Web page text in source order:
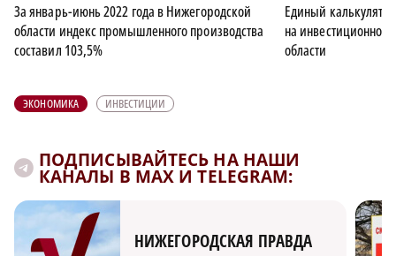
За январь-июнь 2022 года в Нижегородской
области индекс промышленного производства
составил 103,5%
Единый
на инвестиционном
области
ЭКОНОМИКА ИНВЕСТИЦИИ
ПОДПИСЫВАЙТЕСЬ НА НАШИ
КАНАЛЫ В MAX И TELEGRAM:
НИЖЕГОРОДСКАЯ ПРАВДА